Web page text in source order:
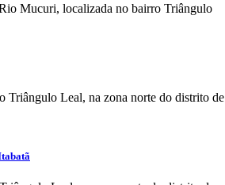
Mucuri, localizada no bairro Triângulo
Triângulo Leal, na zona norte do distrito de